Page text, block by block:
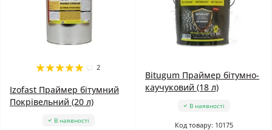
2
Izofast Праймер бітумний
Покрівельний (20 л)
В наявності
Bitugum Праймер бітумно-
каучуковий (18 л)
В наявності
Код товару: 10175